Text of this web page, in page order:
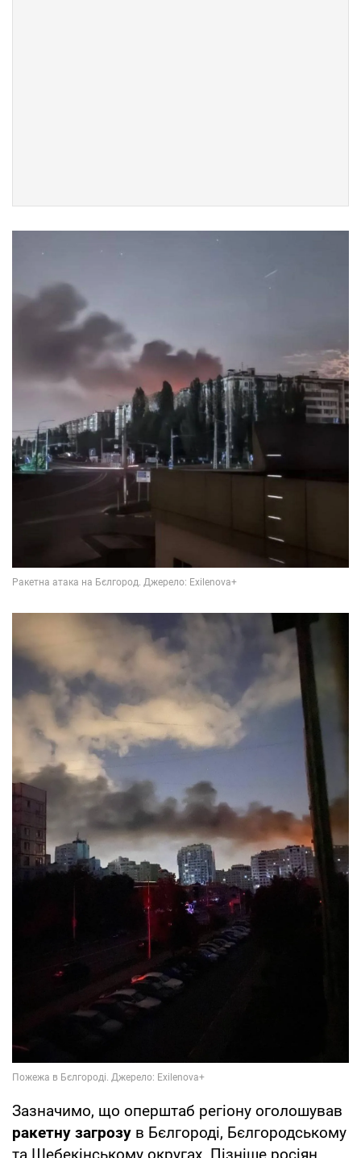
Зазначимо, що оперштаб регіону оголошував
ракетну загрозу в Бєлгороді, Бєлгородському
та Шебекінському округах. Пізніше росіян